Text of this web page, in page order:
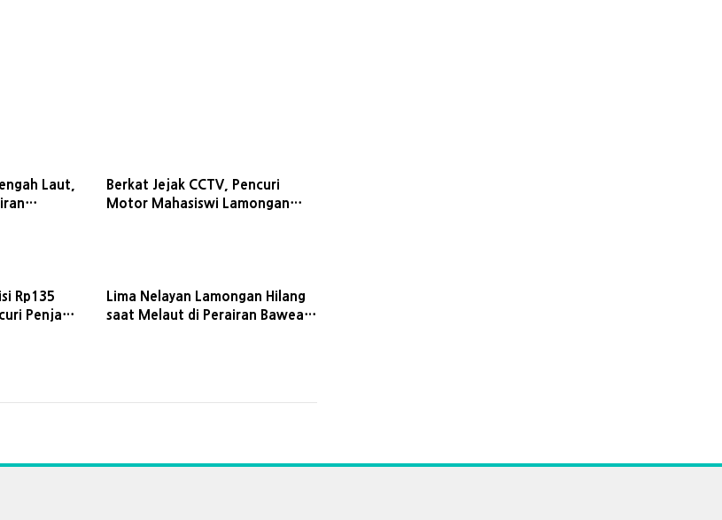
Laut,
Berkat Jejak CCTV, Pencuri
Motor Mahasiswi Lamongan
Rp135
Penjaga
Lima Nelayan Lamongan Hilang
saat Melaut di Perairan Bawean,